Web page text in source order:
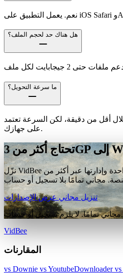
هل هناك حد لحجم الملف؟
ما سرعة التحويل؟
أقل من دقيقة، لكن السرعة تعتمد
على جهازك.
نزّل VidBee لتنزيل الفيديوهات دفعة واحدة وإدارتها عبر أكثر من
تنزيل مجانيعرض الإصدارات
مجاني تمامًا. لا يلزم تسجيل أو حساب.
VidBee
المقارنات
vs Downie vs YoutubeDownloader